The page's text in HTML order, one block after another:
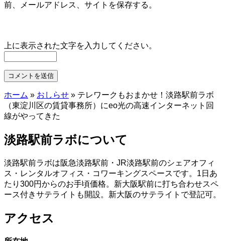
前、メールアドレス、サイトを保存する。
上に表示された文字を入力してください。
ホーム » おしらせ » テレワークもおまかせ！淡路駅前ラボ
（東淀川区の賃貸事務所）にeo光の高速インターネット回
線がやってきた
淡路駅前ラボについて
淡路駅前ラボは阪急淡路駅前・JR淡路駅前のシェアオフィ
ス・レンタルオフィス・コワーキングスペースです。1日あ
たり300円からのお手頃価格。新大阪駅前に打ち合わせスペ
ース付きサテライトも開設。新大阪のサテライトで登記可。
アクセス